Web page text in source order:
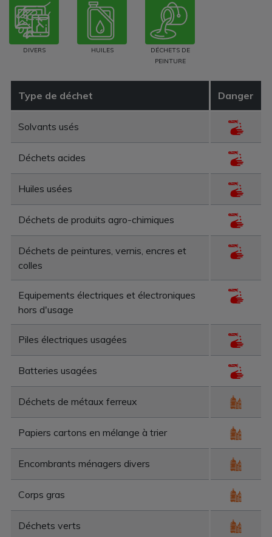
DIVERS HUILES
DÉCHETS DE
PEINTURE
Type de déchet Danger
Solvants usés
Déchets acides
Huiles usées
Déchets de produits agro-chimiques
Déchets de peintures, vernis, encres et
colles
Equipements électriques et électroniques
hors d'usage
Piles électriques usagées
Batteries usagées
Déchets de métaux ferreux
Papiers cartons en mélange à trier
Encombrants ménagers divers
Corps gras
Déchets verts